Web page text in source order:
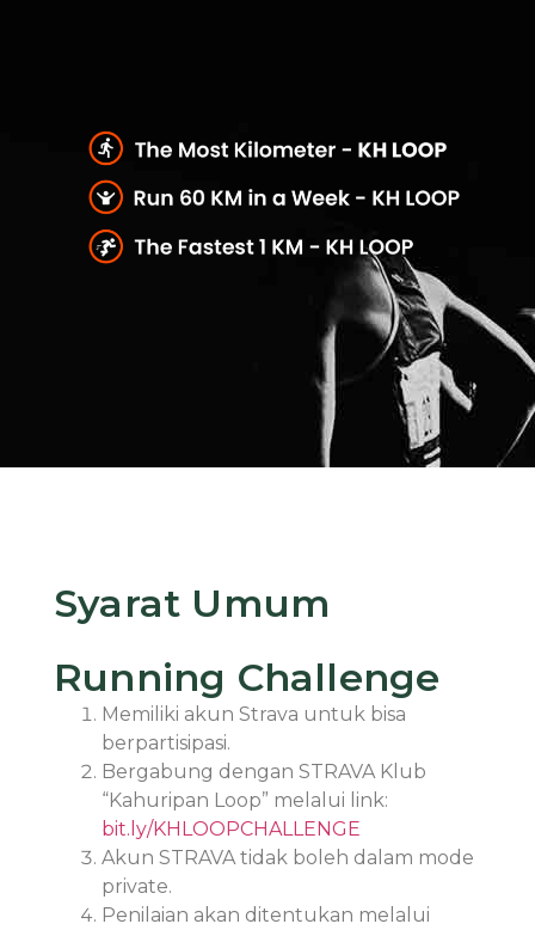
Syarat Umum
Running Challenge
Memiliki akun Strava untuk bisa
berpartisipasi.
Bergabung dengan STRAVA Klub
“Kahuripan Loop” melalui link:
bit.ly/KHLOOPCHALLENGE
Akun STRAVA tidak boleh dalam mode
private.
Penilaian akan ditentukan melalui